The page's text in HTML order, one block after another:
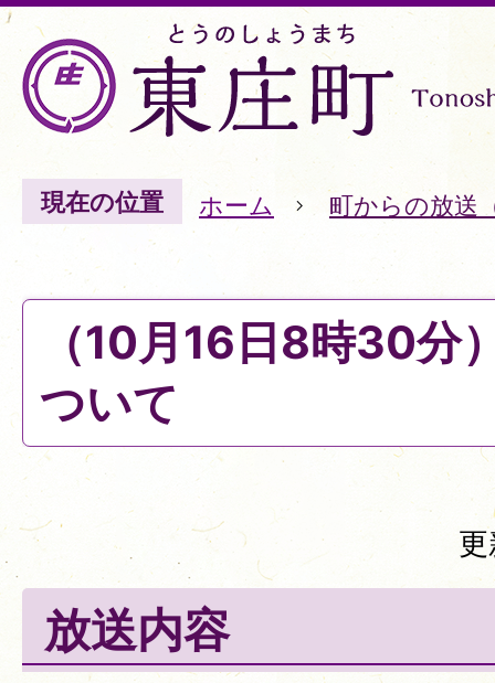
現在の位置 ホーム 町からの放送
（10月16日8時30分
ついて
放送内容